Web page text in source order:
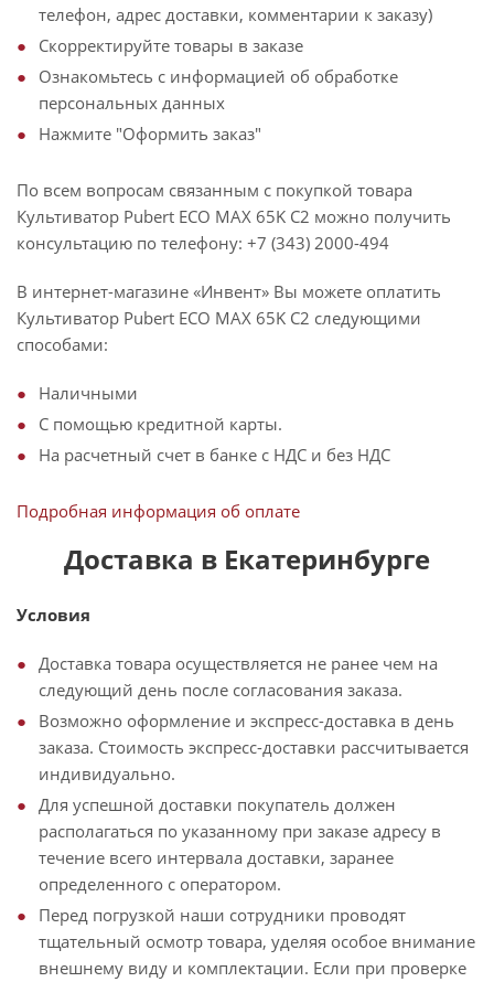
телефон, адрес доставки, комментарии к заказу)
Скорректируйте товары в заказе
Ознакомьтесь с информацией об обработке
персональных данных
Нажмите "Оформить заказ"
По всем вопросам связанным с покупкой товара
Культиватор Pubert ECO MAX 65K C2 можно получить
консультацию по телефону: +7 (343) 2000-494
В интернет-магазине «Инвент» Вы можете оплатить
Культиватор Pubert ECO MAX 65K C2 следующими
способами:
Наличными
С помощью кредитной карты.
На расчетный счет в банке с НДС и без НДС
Подробная информация об оплате
Доставка в Екатеринбурге
Условия
Доставка товара осуществляется не ранее чем на
следующий день после согласования заказа.
Возможно оформление и экспресс-доставка в день
заказа. Стоимость экспресс-доставки рассчитывается
индивидуально.
Для успешной доставки покупатель должен
располагаться по указанному при заказе адресу в
течение всего интервала доставки, заранее
определенного с оператором.
Перед погрузкой наши сотрудники проводят
тщательный осмотр товара, уделяя особое внимание
внешнему виду и комплектации. Если при проверке